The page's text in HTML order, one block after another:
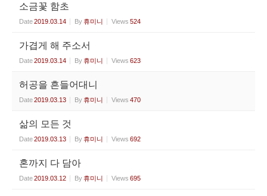
소금꽃 함초
Date2019.03.14 By휴미니 Views 524
가겹게 해 주소서
Date2019.03.14 By휴미니 Views 623
허공을 흔들어대니
Date2019.03.13 By휴미니 Views 470
삶의 모든 것
Date2019.03.13 By휴미니 Views 692
혼까지 다 담아
Date2019.03.12 By휴미니 Views 695